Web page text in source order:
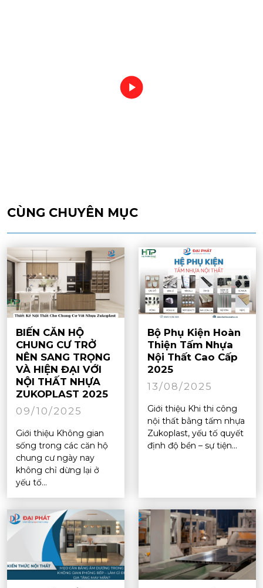
CÙNG CHUYÊN MỤC
BIẾN CĂN HỘ
CHUNG CƯ TRỞ
NÊN SANG TRỌNG
VÀ HIỆN ĐẠI VỚI
NỘI THẤT NHỰA
ZUKOPLAST 2025
09/10/2025
Giới thiệu Không gian
sống trong các căn hộ
chung cư ngày nay
không chỉ dừng lại ở
yếu tố...
Bộ Phụ Kiện Hoàn
Thiện Tấm Nhựa
Nội Thất Cao Cấp
2025
13/08/2025
Giới thiệu Khi thi công
nội thất bằng tấm nhựa
Zukoplast, yếu tố quyết
định độ bền – sự tiện...